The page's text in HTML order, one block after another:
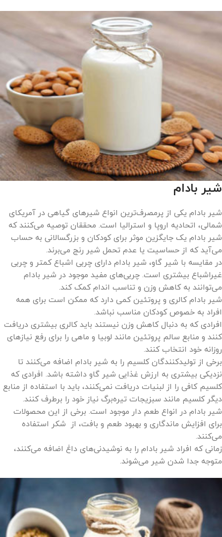
شیر بادام
شیر بادام یکی از پرمصرف‌ترین انواع شیرهای گیاهی در آمریکای
شمالی، اتحادیه اروپا و استرالیا است. محققان توصیه می‌کنند که
شیر بادام یک جایگزین موثر برای کودکان و بزرگسالانی به حساب
می‌آید که از حساسیت یا عدم تحمل شیر رنج می‌برند.
در مقایسه با شیر گاو، شیر بادام دارای چربی اشباع کمتر و چربی
غیراشباع بیشتری است. چربی‌های مفید موجود در شیر بادام
می‌توانند به کاهش وزن و تناسب اندام کمک کند.
شیر بادام کالری و پروتئین کمی دارد که ممکن است برای همه
افراد به خصوص کودکان مناسب نباشد.
افرادی که به دنبال کاهش وزن نیستند باید کالری بیشتری دریافت
کنند و منابع سالم پروتئین مانند لوبیا و ماهی را برای رفع نیازهای
روزانه خود انتخاب کنند.
برخی از تولیدکنندگان کلسیم را به شیر بادام اضافه می‌کنند تا
نزدیکی بیشتری به ارزش غذایی شیر گاو داشته باشد. افرادی که
کلسیم کافی را از لبنیات دریافت نمی‌کنند، باید با استفاده از منابع
دیگر کلسیم مانند سبزیجات تیره‌برگ نیاز خود را برطرف کنند.
شیر بادام در انواع طعم دار موجود است. برخی از این محصولات
برای افزایش ماندگاری و بهبود طعم و بافت، از شکر استفاده
می‌کنند.
زمانی که افراد شیر بادام را به نوشیدنی‌های داغ اضافه می‌کنند،
متوجه جدا شدن شیر می‌شوند.